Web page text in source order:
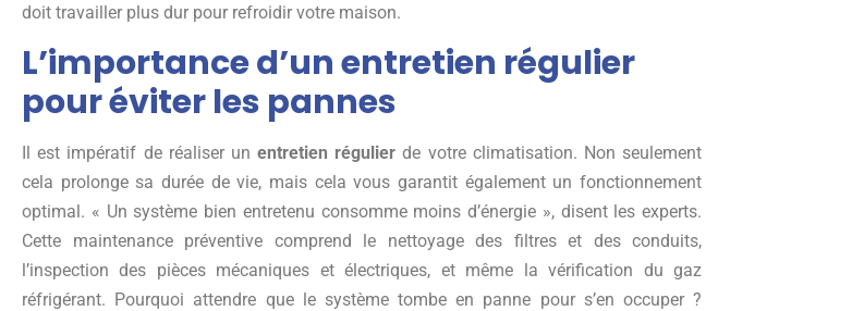
doit travailler plus dur pour refroidir votre maison.
L’importance d’un entretien régulier
pour éviter les pannes
Il est impératif de réaliser unentretien régulier de votre climatisation. Non seulement
cela prolonge sa durée de vie, mais cela vous garantit également un fonctionnement
optimal. « Un système bien entretenu consomme moins d’énergie », disent les experts.
Cette maintenance préventive comprend le nettoyage des filtres et des conduits,
l’inspection des pièces mécaniques et électriques, et même la vérification du gaz
réfrigérant. Pourquoi attendre que le système tombe en panne pour s’en occuper ?